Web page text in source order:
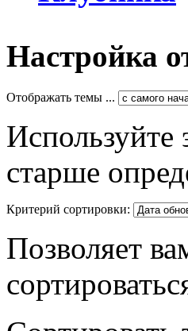
Настройка
Отображать темы ...
Используйте
старше
Критерий сортировки:
Позволяет